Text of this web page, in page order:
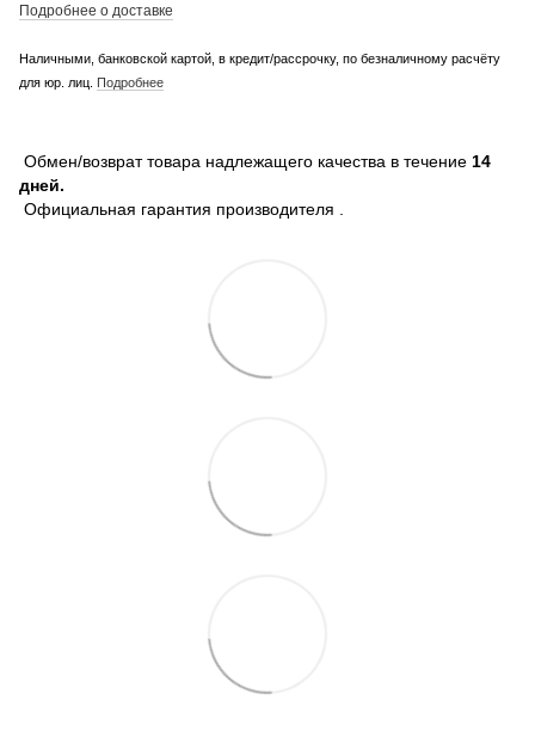
Подробнее о доставке
Наличными, банковской картой, в кредит/рассрочку, по безналичному расчёту
для юр. лиц. Подробнее
Обмен/возврат товара надлежащего качества в течение 14
дней.
Официальная гарантия производителя .